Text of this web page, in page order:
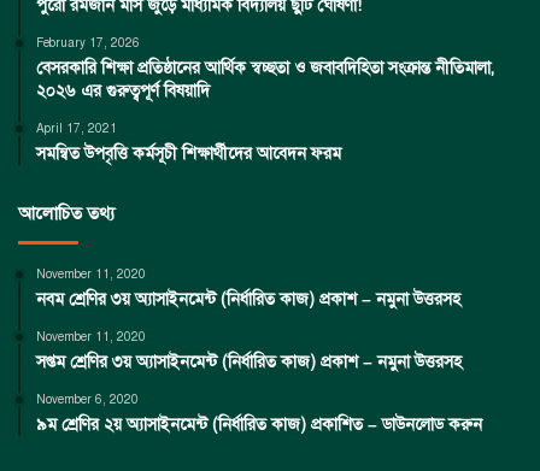
পুরো রমজান মাস জুড়ে মাধ্যমিক বিদ্যালয় ছুটি ঘোষণা!
February 17, 2026
বেসরকারি শিক্ষা প্রতিষ্ঠানের আর্থিক স্বচ্ছতা ও জবাবদিহিতা সংক্রান্ত নীতিমালা,
২০২৬ এর গুরুত্বপূর্ণ বিষয়াদি
April 17, 2021
সমন্বিত উপবৃত্তি কর্মসূচী শিক্ষার্থীদের আবেদন ফরম
আলোচিত তথ্য
November 11, 2020
নবম শ্রেণির ৩য় অ্যাসাইনমেন্ট (নির্ধারিত কাজ) প্রকাশ – নমুনা উত্তরসহ
November 11, 2020
সপ্তম শ্রেণির ৩য় অ্যাসাইনমেন্ট (নির্ধারিত কাজ) প্রকাশ – নমুনা উত্তরসহ
November 6, 2020
৯ম শ্রেণির ২য় অ্যাসাইনমেন্ট (নির্ধারিত কাজ) প্রকাশিত – ডাউনলোড করুন